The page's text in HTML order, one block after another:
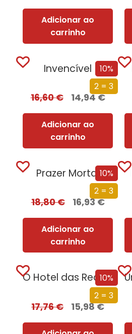
Adicionar ao
carrinho
10%
2 = 3
Invencível
16,60€ 14,94€
Adicionar ao
carrinho
10%
2 = 3
Prazer Mortal
18,80€ 16,93€
Adicionar ao
carrinho
10%
2 = 3
O Hotel das Recordações
17,76€ 15,98€